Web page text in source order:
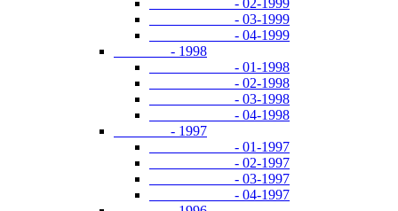
- 02-1999
- 03-1999
- 04-1999
- 1998
- 01-1998
- 02-1998
- 03-1998
- 04-1998
- 1997
- 01-1997
- 02-1997
- 03-1997
- 04-1997